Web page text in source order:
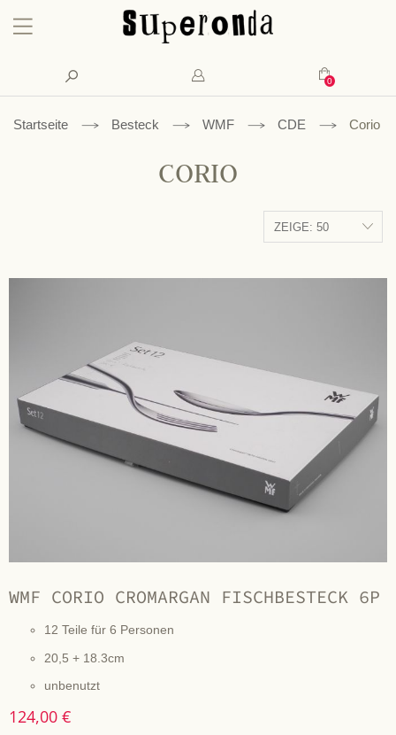
Konto
Mein
Suche
Startseite Besteck WMF CDE Corio
CORIO
WMF CORIO CROMARGAN FISCHBESTECK 6P
12 Teile für 6 Personen
20,5 + 18.3cm
unbenutzt
124,00 €